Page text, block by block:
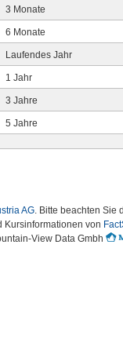
3 Monate
6 Monate
Laufendes Jahr
1 Jahr
3 Jahre
5 Jahre
AG. Bitte beachten Sie
Kursinformationen von
View Data Gmbh